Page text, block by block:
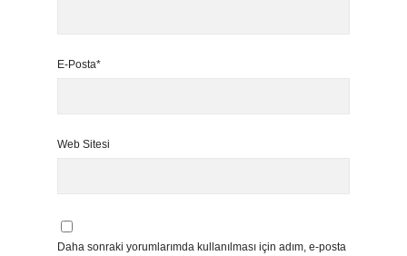
E-Posta*
Web Sitesi
Daha sonraki yorumlarımda kullanılması için adım, e-posta